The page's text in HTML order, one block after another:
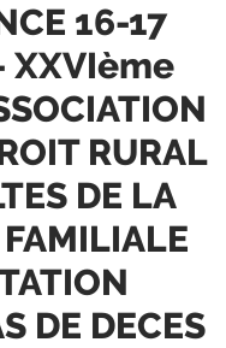
16-17
XXVIème
RURAL
DE LA
DE DECES